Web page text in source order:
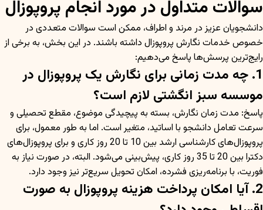
سوالات متداول در مورد انجام پروپوزال
دانشجویان عزیز در مرند و اطراف، ممکن است سوالات متعددی در
خصوص خدمات نگارش پروپوزال داشته باشند. در این بخش، به برخی از
رایج‌ترین پرسش‌ها پاسخ می‌دهیم:
1. چه مدت زمانی برای نگارش یک پروپوزال در
موسسه سبز انگشتی لازم است؟
پاسخ: مدت زمان نگارش، بسته به پیچیدگی موضوع، مقطع تحصیلی و
سرعت تعامل دانشجو با اساتید، متغیر است. اما به طور معمول، برای
پروپوزال‌های کارشناسی ارشد بین 10 تا 20 روز کاری و برای پروپوزال‌های
دکترا بین 20 تا 35 روز کاری، پیش‌بینی می‌شود. البته، در صورت نیاز به
فوریت، با برنامه‌ریزی فشرده، امکان تحویل سریع‌تر نیز وجود دارد.
2. آیا امکان پرداخت هزینه پروپوزال به صورت